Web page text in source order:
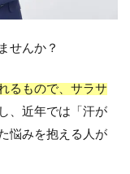
せんか？
るもので、サラサ
、近年では「汗が
悩みを抱える人が